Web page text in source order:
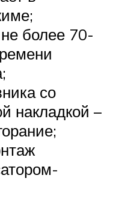
более 70-
со
накладкой –